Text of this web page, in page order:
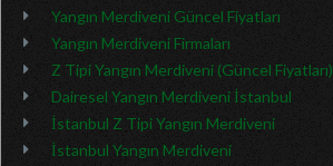
Yangın Merdiveni Güncel Fiyatları
Yangın Merdiveni Firmaları
Z Tipi Yangın Merdiveni (Güncel Fiyatları)
Dairesel Yangın Merdiveni İstanbul
İstanbul Z Tipi Yangın Merdiveni
İstanbul Yangın Merdiveni